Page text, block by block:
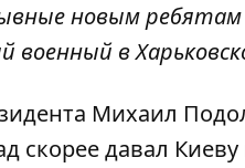
новым
военный в
Михаил
скорее давал